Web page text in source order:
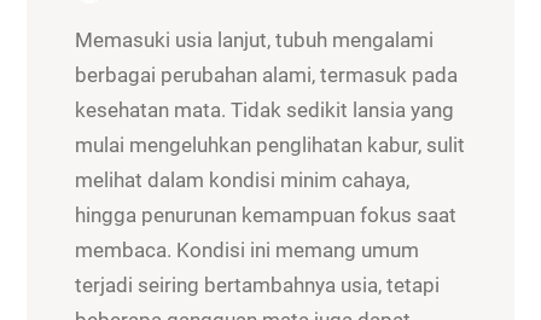
Memasuki usia lanjut, tubuh mengalami
berbagai perubahan alami, termasuk pada
kesehatan mata. Tidak sedikit lansia yang
mulai mengeluhkan penglihatan kabur, sulit
melihat dalam kondisi minim cahaya,
hingga penurunan kemampuan fokus saat
membaca. Kondisi ini memang umum
terjadi seiring bertambahnya usia, tetapi